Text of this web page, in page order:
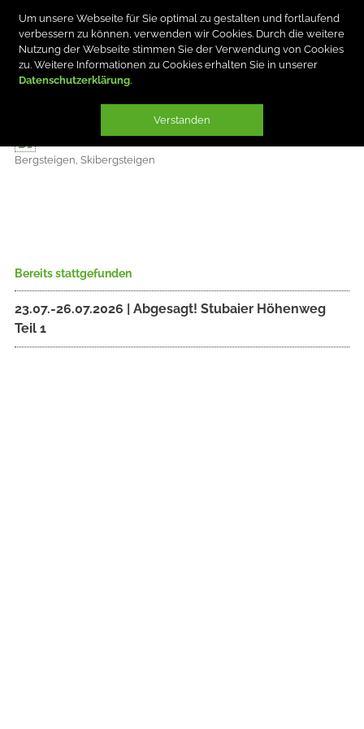
Um unsere Webseite für Sie optimal zu gestalten und fortlaufend
verbessern zu können, verwenden wir Cookies. Durch die weitere
Nutzung der Webseite stimmen Sie der Verwendung von Cookies
zu. Weitere Informationen zu Cookies erhalten Sie in unserer
Datenschutzerklärung
Verstanden
MARTINA HARSCH
Bergsteigen, Skibergsteigen
Bereits stattgefunden
23.07.-26.07.2026 | Abgesagt! Stubaier Höhenweg
Teil 1